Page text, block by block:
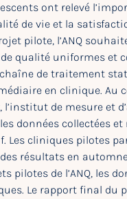
ont relevé
de vie et la
pilote, l’ANQ
de qualité uniformes et
de traitement
en clinique. Au
l’institut de mesure et
données collectées et
Les cliniques pilotes
résultats en
pilotes de l’ANQ, les
Le rapport final du